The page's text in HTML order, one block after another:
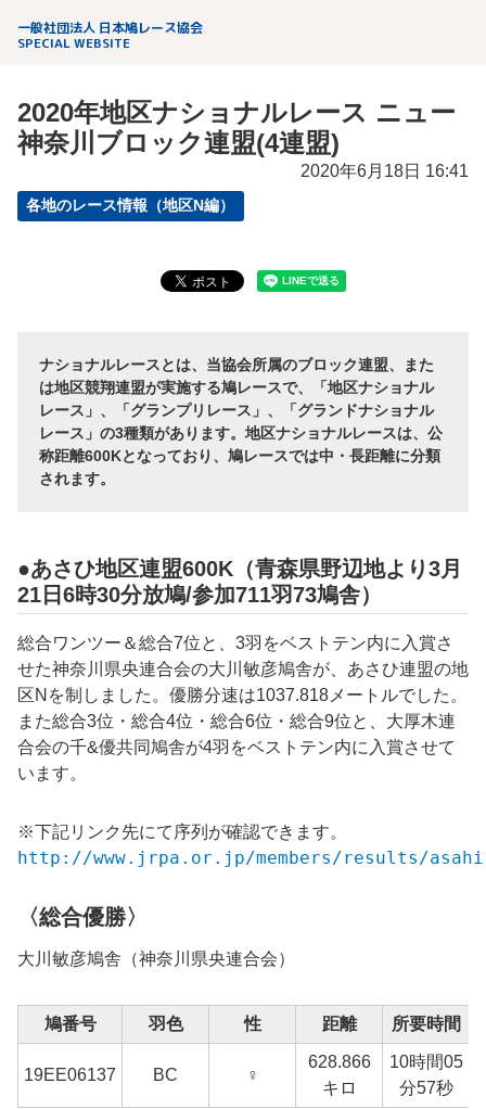
一般社団法人 日本鳩レース協会
SPECIAL WEBSITE
2020年地区ナショナルレース ニュー
神奈川ブロック連盟(4連盟)
2020年6月18日 16:41
各地のレース情報（地区N編）
ナショナルレースとは、当協会所属のブロック連盟、また
は地区競翔連盟が実施する鳩レースで、「地区ナショナル
レース」、「グランプリレース」、「グランドナショナル
レース」の3種類があります。地区ナショナルレースは、公
称距離600Kとなっており、鳩レースでは中・長距離に分類
されます。
●あさひ地区連盟600K（青森県野辺地より3月
21日6時30分放鳩/参加711羽73鳩舎）
総合ワンツー＆総合7位と、3羽をベストテン内に入賞さ
せた神奈川県央連合会の大川敏彦鳩舎が、あさひ連盟の地
区Nを制しました。優勝分速は1037.818メートルでした。
また総合3位・総合4位・総合6位・総合9位と、大厚木連
合会の千&優共同鳩舎が4羽をベストテン内に入賞させて
います。
※下記リンク先にて序列が確認できます。
http://www.jrpa.or.jp/members/results/
〈総合優勝〉
大川敏彦鳩舎（神奈川県央連合会）
鳩番号 羽色 性 距離 所要時間
19EE06137 BC ♀
628.866
キロ
10時間05
分57秒